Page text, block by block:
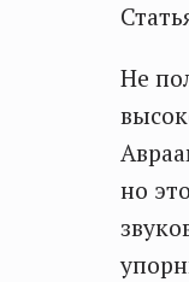
Не
но